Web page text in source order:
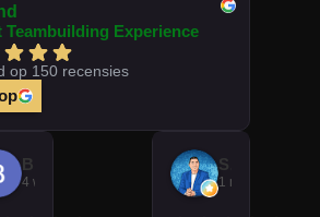
Teambuilding Experience
op 150 recensies
4 weken geleden 1 maand